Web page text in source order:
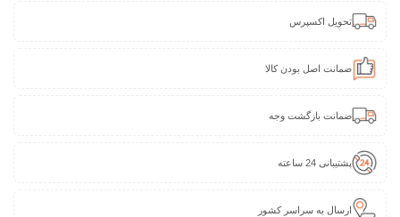
تحویل اکسپرس
ضمانت اصل بودن کالا
ضمانت بازگشت وجه
پشتیبانی 24 ساعته
ارسال به سراسر کشور